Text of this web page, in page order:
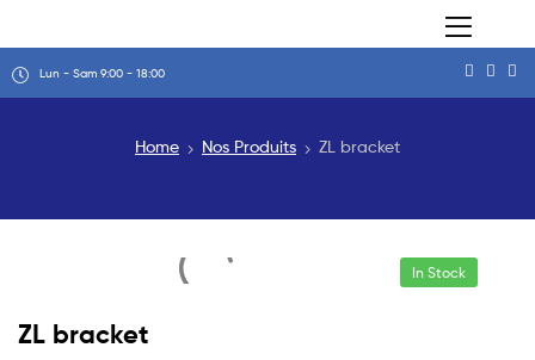
Lun - Sam 9:00 - 18:00
Home Nos Produits ZL bracket
In Stock
ZL bracket